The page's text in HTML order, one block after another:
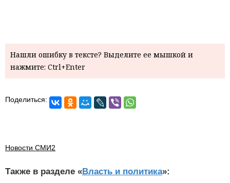
Нашли ошибку в тексте? Выделите ее мышкой и
нажмите: Ctrl+Enter
Поделиться:
Новости СМИ2
Также в разделе «Власть и политика»: